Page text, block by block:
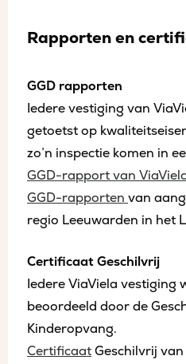
Rapporten en
GGD rapporten
Iedere vestiging van
getoetst op
zo’n inspectie komen in
GGD-rapport van
GGD-rapporten van
regio Leeuwarden in het
Certificaat Geschilvrij
Iedere ViaViela vestiging
beoordeeld door de
Kinderopvang.
Certificaat Geschilvrij